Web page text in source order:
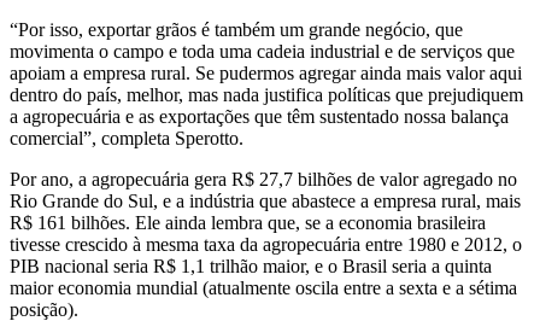
“Por isso, exportar grãos é também um grande negócio, que
movimenta o campo e toda uma cadeia industrial e de serviços que
apoiam a empresa rural. Se pudermos agregar ainda mais valor aqui
dentro do país, melhor, mas nada justifica políticas que prejudiquem
a agropecuária e as exportações que têm sustentado nossa balança
comercial”, completa Sperotto.
Por ano, a agropecuária gera R$ 27,7 bilhões de valor agregado no
Rio Grande do Sul, e a indústria que abastece a empresa rural, mais
R$ 161 bilhões. Ele ainda lembra que, se a economia brasileira
tivesse crescido à mesma taxa da agropecuária entre 1980 e 2012, o
PIB nacional seria R$ 1,1 trilhão maior, e o Brasil seria a quinta
maior economia mundial (atualmente oscila entre a sexta e a sétima
posição).